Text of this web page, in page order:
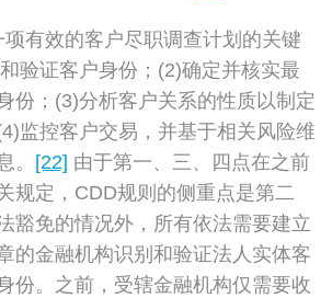
有效的客户尽职调查计划的关键
验证客户身份；(2)确定并核实最
份；(3)分析客户关系的性质以制定
监控客户交易，并基于相关风险维
。 [22] 由于第一、三、四点在之前
规定，CDD规则的侧重点是第二
豁免的情况外，所有依法需要建立
的金融机构识别和验证法人实体客
份。之前，受辖金融机构仅需要收